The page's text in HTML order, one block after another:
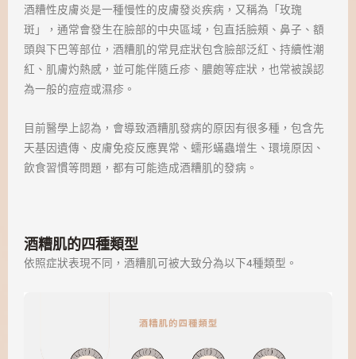
酒糟性皮膚炎是一種慢性的皮膚發炎疾病，又稱為「玫瑰
斑」，通常會發生在臉部的中央區域，包直括臉頰、鼻子、額
頭與下巴等部位，酒糟肌的常見症狀包含臉部泛紅、持續性潮
紅、肌膚灼熱感，並可能伴隨丘疹、膿皰等症狀，也常被誤認
為一般的痘痘或濕疹。
目前醫學上認為，會導致酒糟肌發病的原因有很多種，包含先
天基因遺傳、皮膚免疫反應異常、蠕形蟎蟲增生、環境原因、
飲食習慣等問題，都有可能造成酒糟肌的發病。
酒糟肌的四種類型
依照症狀表現不同，酒糟肌可被大致分為以下4種類型。